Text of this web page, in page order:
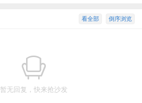
倒序浏览
看全部
暂无回复，快来抢沙发